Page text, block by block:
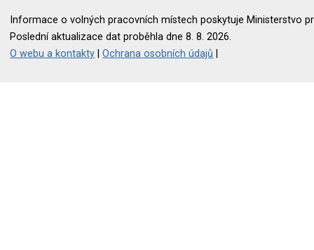
Informace o volných pracovních místech poskytuje Ministerstvo
Poslední aktualizace dat proběhla dne 8. 8. 2026.
O webu a kontakty |Ochrana osobních údajů